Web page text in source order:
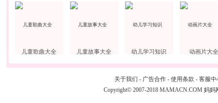
儿童歌曲大全 儿童故事大全 幼儿学习知识 动画片大全
关于我们 - 广告合作 - 使用条款 - 客服中
Copyright© 2007-2018 MAMACN.COM 妈妈